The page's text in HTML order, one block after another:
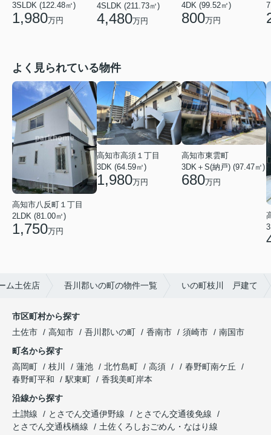
3SLDK (122.48㎡)
1,980万円
4SLDK (211.73㎡)
4,480万円
4DK (99.52㎡)
800万円
よく見られている物件
高知市八反町１丁目
2LDK (81.00㎡)
1,750万円
高知市高須１丁目
3DK (64.59㎡)
1,980万円
高知市東雲町
3DK＋S(納戸) (97.47㎡)
680万円
ム土佐店 吾川郡いの町の物件一覧 いの町枝川 戸建て
市区町村から探す
土佐市
高知市 吾川郡いの町 香南市 須崎市
南国市
町名から探す
高岡町
枝川 蓮池 北竹島町 高須
春野町南ケ丘
春野町平和
駅東町
香我美町岸本
沿線から探す
土讃線
とさでん交通伊野線
とさでん交通後免線
とさでん交通桟橋線
土佐くろしおごめん・なはり線